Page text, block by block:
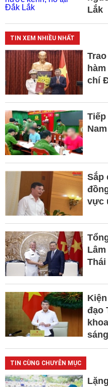
Lắk
TIN XEM NHIỀU NHẤT
chí
Tiếp
Sắp
vực
đạo
TIN CÙNG CHUYÊN MỤC